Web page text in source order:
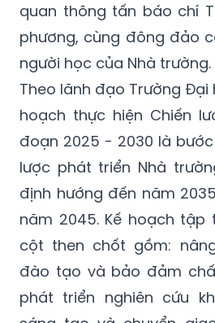
quan thông tấn báo chí
phương, cùng đông đảo
người học của Nhà trường.
Theo lãnh đạo Trường Đại
hoạch thực hiện Chiến
đoạn 2025 - 2030 là
lược phát triển Nhà
định hướng đến năm
năm 2045. Kế hoạch
cột then chốt gồm:
đào tạo và bảo đảm
phát triển nghiên cứu